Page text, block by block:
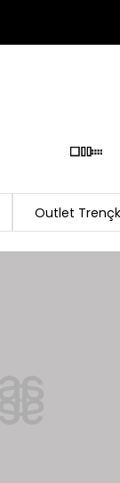
Outlet